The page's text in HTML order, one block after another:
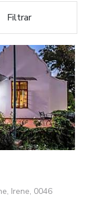
Filtrar
Irene, 0046